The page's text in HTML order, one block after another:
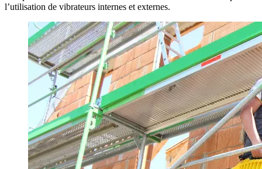
l’utilisation de vibrateurs internes et externes.